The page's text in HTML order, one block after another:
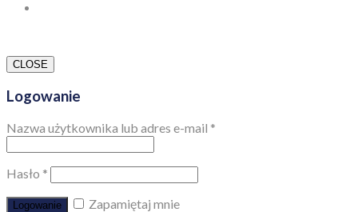
CLOSE
Logowanie
Nazwa użytkownika lub adres e-mail *
Hasło *
Logowanie Zapamiętaj mnie